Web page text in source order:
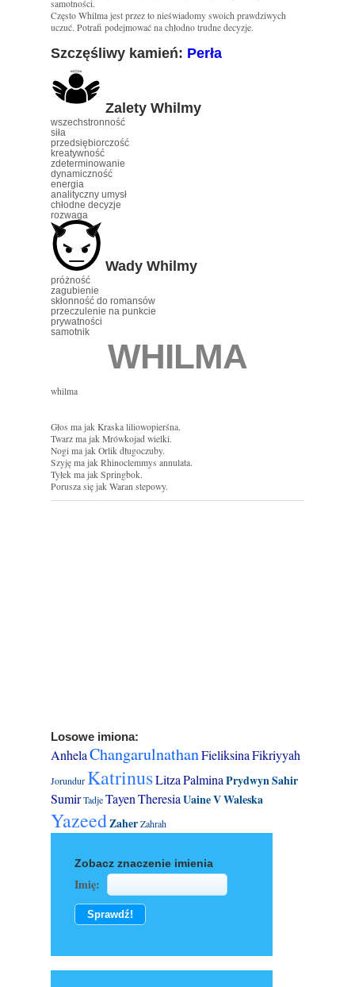
samotności.
Często Whilma jest przez to nieświadomy swoich prawdziwych
uczuć. Potrafi podejmować na chłodno trudne decyzje.
Szczęśliwy kamień: Perła
Zalety Whilmy
wszechstronność
siła
przedsiębiorczość
kreatywność
zdeterminowanie
dynamiczność
energia
analityczny umysł
chłodne decyzje
rozwaga
Wady Whilmy
próżność
zagubienie
skłonność do romansów
przeczulenie na punkcie
prywatności
samotnik
WHILMA
whilma
Głos ma jak Kraska liliowopierśna.
Twarz ma jak Mrówkojad wielki.
Nogi ma jak Orlik długoczuby.
Szyję ma jak Rhinoclemmys annulata.
Tyłek ma jak Springbok.
Porusza się jak Waran stepowy.
Losowe imiona:
AnhelaChangarulnathanFieliksinaFikriyyah
Jorundur KatrinusLitzaPalminaPrydwynSahir
SumirTadjeTayenTheresiaUaineVWaleska
YazeedZaherZahrah
Zobacz znaczenie imienia
Imię: